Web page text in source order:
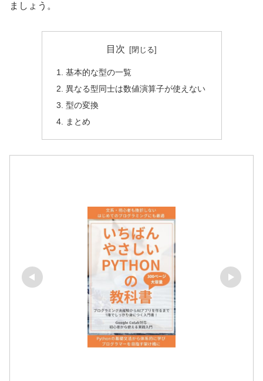
ましょう。
目次
基本的な型の一覧
異なる型同士は数値演算子が使えない
型の変換
まとめ